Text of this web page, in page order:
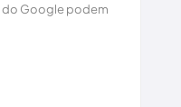
do Google podem